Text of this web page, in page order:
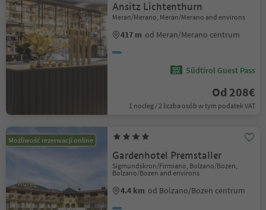
Ansitz Lichtenthurn
Meran/Merano, Meran/Merano and environs
417 m od Meran/Merano centrum
Südtirol Guest Pass
Od 208€
1 nocleg / 2 liczba osób w tym podatek VAT
Możliwość rezerwacji online
Gardenhotel Premstaller
Sigmundskron/Firmiano, Bolzano/Bozen,
Bolzano/Bozen and environs
4.4 km od Bolzano/Bozen centrum